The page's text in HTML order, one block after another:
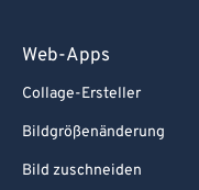
Web-Apps
Collage-Ersteller
Bildgrößenänderung
Bild zuschneiden